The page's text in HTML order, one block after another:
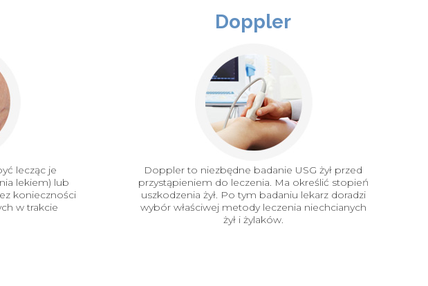
lecząc je
lekiem) lub
konieczności
w trakcie
Doppler
Doppler to niezbędne badanie USG żył przed
przystąpieniem do leczenia. Ma określić stopień
uszkodzenia żył. Po tym badaniu lekarz doradzi
wybór właściwej metody leczenia niechcianych
żył i żylaków.